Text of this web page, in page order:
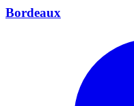
Bordeaux